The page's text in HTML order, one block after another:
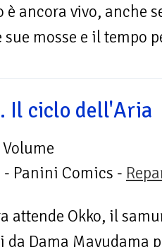
è ancora vivo, anche
mosse e il tempo
Il ciclo dell'Aria
| Volume
- Panini Comics -
attende Okko, il
Dama Mayudama